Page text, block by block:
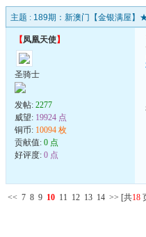
主题 : 189期：新澳门【金银满屋
【凤凰天使】
圣骑士
发帖: 2277
威望: 19924 点
铜币: 10094 枚
贡献值: 0 点
好评度: 0 点
<< 7 8 9 10 11 12 13 14 >> [共18